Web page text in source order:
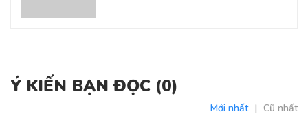
Ý KIẾN BẠN ĐỌC (0)
Mới nhất | Cũ nhất